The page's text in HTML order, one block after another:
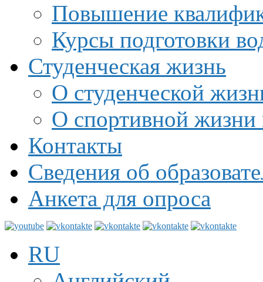
Повышение
Курсы подготовки
Студенческая жизнь
О студенческой
О спортивной жизни
Контакты
Сведения об
Анкета для опроса
RU